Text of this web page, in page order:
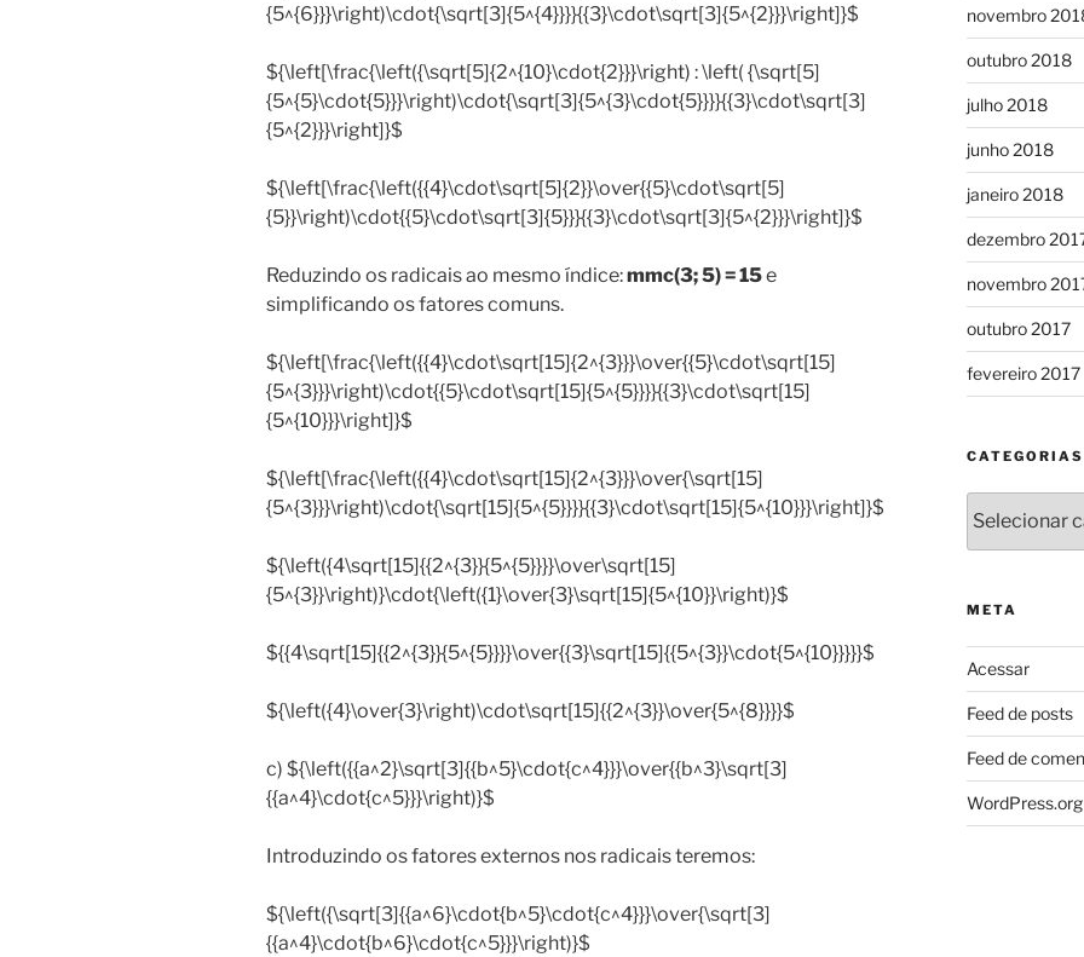
{5^{6}}}\right)\cdot{\sqrt[3]{5^{4}}}}{{3}\cdot\sqrt[3]{5^{2}}}\right]}$
${\left[\frac{\left({\sqrt[5]{2^{10}\cdot{2}}}\right) : \left( {\sqrt[5]
{5^{5}\cdot{5}}}\right)\cdot{\sqrt[3]{5^{3}\cdot{5}}}}{{3}\cdot\sqrt[3]
{5^{2}}}\right]}$
${\left[\frac{\left({{4}\cdot\sqrt[5]{2}}\over{{5}\cdot\sqrt[5]
{5}}\right)\cdot{{5}\cdot\sqrt[3]{5}}}{{3}\cdot\sqrt[3]{5^{2}}}\right]}$
Reduzindo os radicais ao mesmo índice:mmc(3; 5) = 15e
simplificando os fatores comuns.
${\left[\frac{\left({{4}\cdot\sqrt[15]{2^{3}}}\over{{5}\cdot\sqrt[15]
{5^{3}}}\right)\cdot{{5}\cdot\sqrt[15]{5^{5}}}}{{3}\cdot\sqrt[15]
{5^{10}}}\right]}$
${\left[\frac{\left({{4}\cdot\sqrt[15]{2^{3}}}\over{\sqrt[15]
{5^{3}}}\right)\cdot{\sqrt[15]{5^{5}}}}{{3}\cdot\sqrt[15]{5^{10}}}\right]}$
${\left({4\sqrt[15]{{2^{3}}{5^{5}}}}\over\sqrt[15]
{5^{3}}\right)}\cdot{\left({1}\over{3}\sqrt[15]{5^{10}}\right)}$
${{4\sqrt[15]{{2^{3}}{5^{5}}}}\over{{3}\sqrt[15]{{5^{3}}\cdot{5^{10}}}}}$
${\left({4}\over{3}\right)\cdot\sqrt[15]{{2^{3}}\over{5^{8}}}}$
c) ${\left({{a^2}\sqrt[3]{{b^5}\cdot{c^4}}}\over{{b^3}\sqrt[3]
{{a^4}\cdot{c^5}}}\right)}$
Introduzindo os fatores externos nos radicais teremos:
${\left({\sqrt[3]{{a^6}\cdot{b^5}\cdot{c^4}}}\over{\sqrt[3]
{{a^4}\cdot{b^6}\cdot{c^5}}}\right)}$
novembro
outubro 2018
julho 2018
junho 2018
janeiro 2018
dezembro
novembro
outubro 2017
fevereiro 2017
CATEGORIAS
META
Acessar
Feed de posts
Feed de
WordPress.org